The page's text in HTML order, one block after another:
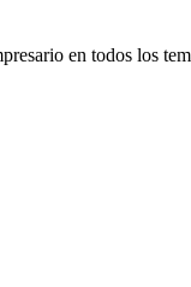
en todos los